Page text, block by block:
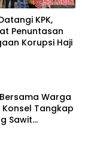
KPK,
Penuntasan
Korupsi Haji
Warga
Konsel Tangkap
Sawit
Jalan